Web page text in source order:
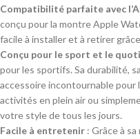
Compatibilité parfaite avec
conçu pour la montre Apple
facile à installer et à retirer
Conçu pour le sport et le
pour les sportifs. Sa durabilité,
accessoire incontournable pour
activités en plein air ou
votre style de tous les jours.
Facile à entretenir : Grâce à